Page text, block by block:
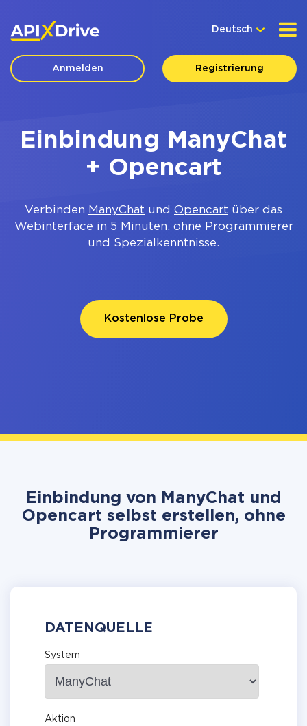
Deutsch
Anmelden Registrierung
Einbindung ManyChat
+ Opencart
Verbinden ManyChat und Opencart über das
Webinterface in 5 Minuten, ohne Programmierer
und Spezialkenntnisse.
Kostenlose Probe
Einbindung von ManyChat und
Opencart selbst erstellen, ohne
Programmierer
DATENQUELLE
System
Aktion